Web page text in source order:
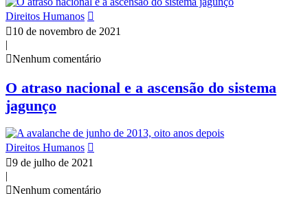
Direitos Humanos
10 de novembro de 2021
|
Nenhum comentário
O atraso nacional e a ascensão do sistema
jagunço
Direitos Humanos
9 de julho de 2021
|
Nenhum comentário